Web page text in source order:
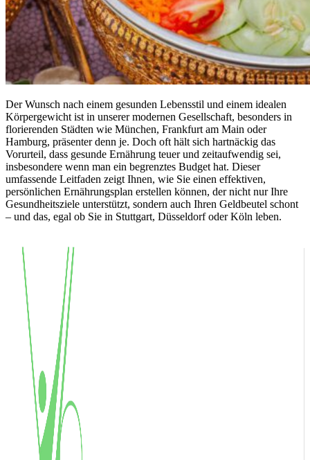
Der Wunsch nach einem gesunden Lebensstil und einem idealen
Körpergewicht ist in unserer modernen Gesellschaft, besonders in
florierenden Städten wie München, Frankfurt am Main oder
Hamburg, präsenter denn je. Doch oft hält sich hartnäckig das
Vorurteil, dass gesunde Ernährung teuer und zeitaufwendig sei,
insbesondere wenn man ein begrenztes Budget hat. Dieser
umfassende Leitfaden zeigt Ihnen, wie Sie einen effektiven,
persönlichen Ernährungsplan erstellen können, der nicht nur Ihre
Gesundheitsziele unterstützt, sondern auch Ihren Geldbeutel schont
– und das, egal ob Sie in Stuttgart, Düsseldorf oder Köln leben.